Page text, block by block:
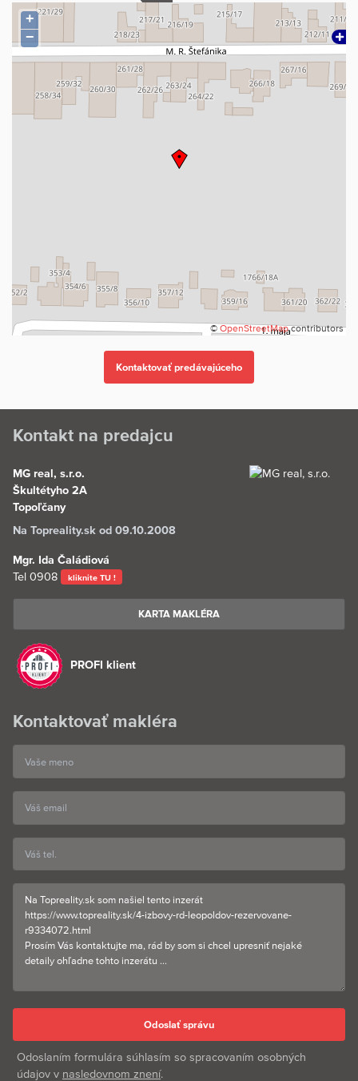
vašu rodinu, táto ponuka určite stojí za pozornosť.
+
−
© OpenStreetMapcontributors
Kontakt na predajcu
MG real, s.r.o.
Škultétyho 2A
Topoľčany
Na Topreality.sk od 09.10.2008
Mgr. Ida Čaládiová
Tel 0908 kliknite TU !
KARTA MAKLÉRA
PROFI klient
Kontaktovať makléra
Odoslaním formulára súhlasím so spracovaním osobných
údajov v nasledovnom znení.